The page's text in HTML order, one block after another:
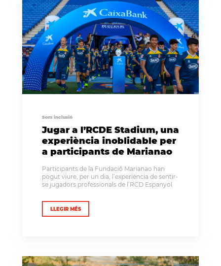
Som inclusió
Jugar a l’RCDE Stadium, una
experiència inoblidable per
a participants de Marianao
Participants de la Fundació Marianao han
pogut viure, per un dia, l’experiència de sentir-
se jugadors professionals de l’RCD Espanyol
LLEGIR MÉS